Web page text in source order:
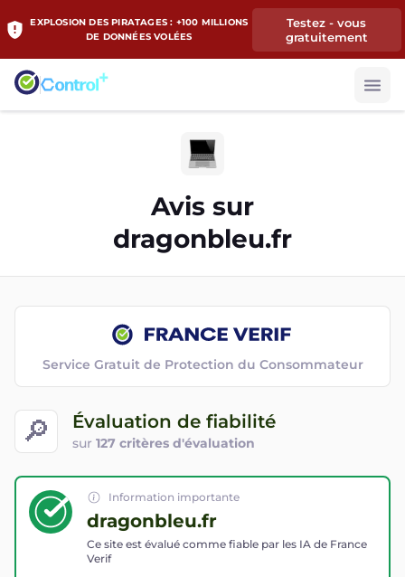
EXPLOSION DES PIRATAGES : +100 MILLIONS
DE DONNÉES VOLÉES
Testez - vous
gratuitement
Avis sur
dragonbleu.fr
🔎 Évaluation de fiabilité
sur 127 critères d'évaluation
Service Gratuit de Protection du Consommateur
Information importante
dragonbleu.fr
Ce site est évalué comme fiable par les IA de France
Verif